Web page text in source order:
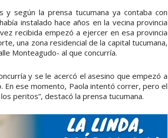
y según la prensa tucumana ya contaba con
instalado hace años en la vecina provincia
recibida empezó a ejercer en esa provincia
una zona residencial de la capital tucumana,
Monteagudo- al que concurría.
y se le acercó el asesino que empezó a
En ese momento, Paola intentó correr, pero el
peritos”, destacó la prensa tucumana.